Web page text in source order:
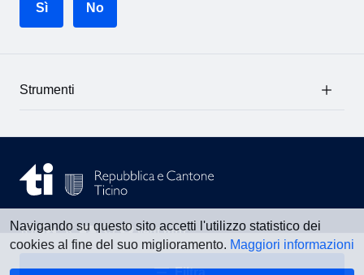
Navigando su questo sito accetti l'utilizzo statistico dei
cookies al fine del suo miglioramento. Maggiori informazioni
Filtra
Sì No
Strumenti
Vedi tutti